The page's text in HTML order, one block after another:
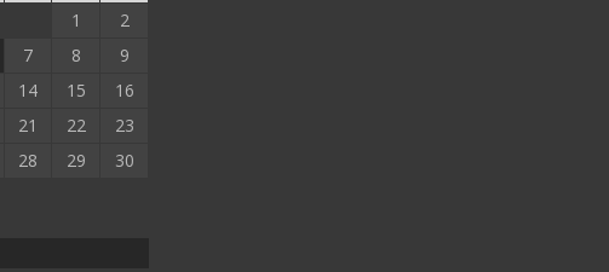
1
2
7 8
9
14 15
16
21 22
23
28 29
30